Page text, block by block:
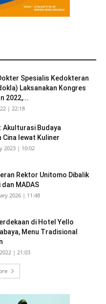
Spesialis Kedokteran
Laksanakan Kongres
2022,...
| 22:18
Akulturasi Budaya
Cina lewat Kuliner
2023 | 10:02
Rektor Unitomo Dibalik
MADAS
2026 | 11:48
di Hotel Yello
Menu Tradisional
| 21:03